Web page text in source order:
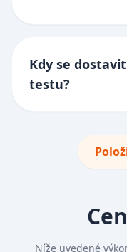
Kdy se
testu?
Níže uvedené